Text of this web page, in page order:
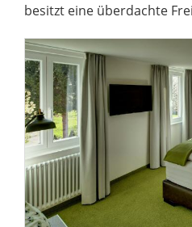
besitzt eine überdachte